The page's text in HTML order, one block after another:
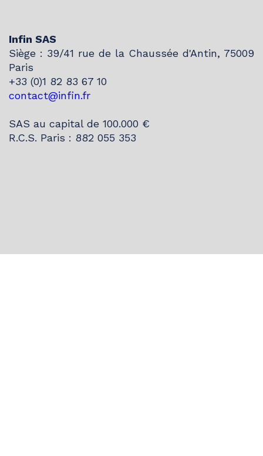
Infin SAS
Siège : 39/41 rue de la Chaussée d'Antin, 75009
Paris
+33 (0)1 82 83 67 10
contact@infin.fr
SAS au capital de 100.000 €
R.C.S. Paris : 882 055 353